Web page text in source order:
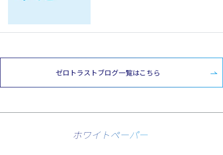
ゼロトラストブログ一覧はこちら
ホワイトペーパー